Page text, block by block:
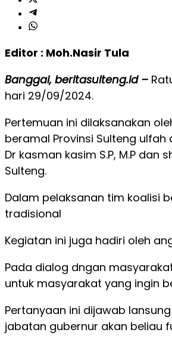
Editor : Moh.Nasir Tula
Banggai, beritasulteng.id –
hari 29/09/2024.
Pertemuan ini dilaksanakan
beramal Provinsi Sulteng ulfah
Dr kasman kasim S.P, M.P dan
Sulteng.
Dalam pelaksanan tim koalisi
tradisional
Kegiatan ini juga hadiri oleh
Pada dialog dngan
untuk masyarakat yang ingin
Pertanyaan ini dijawab
jabatan gubernur akan beliau